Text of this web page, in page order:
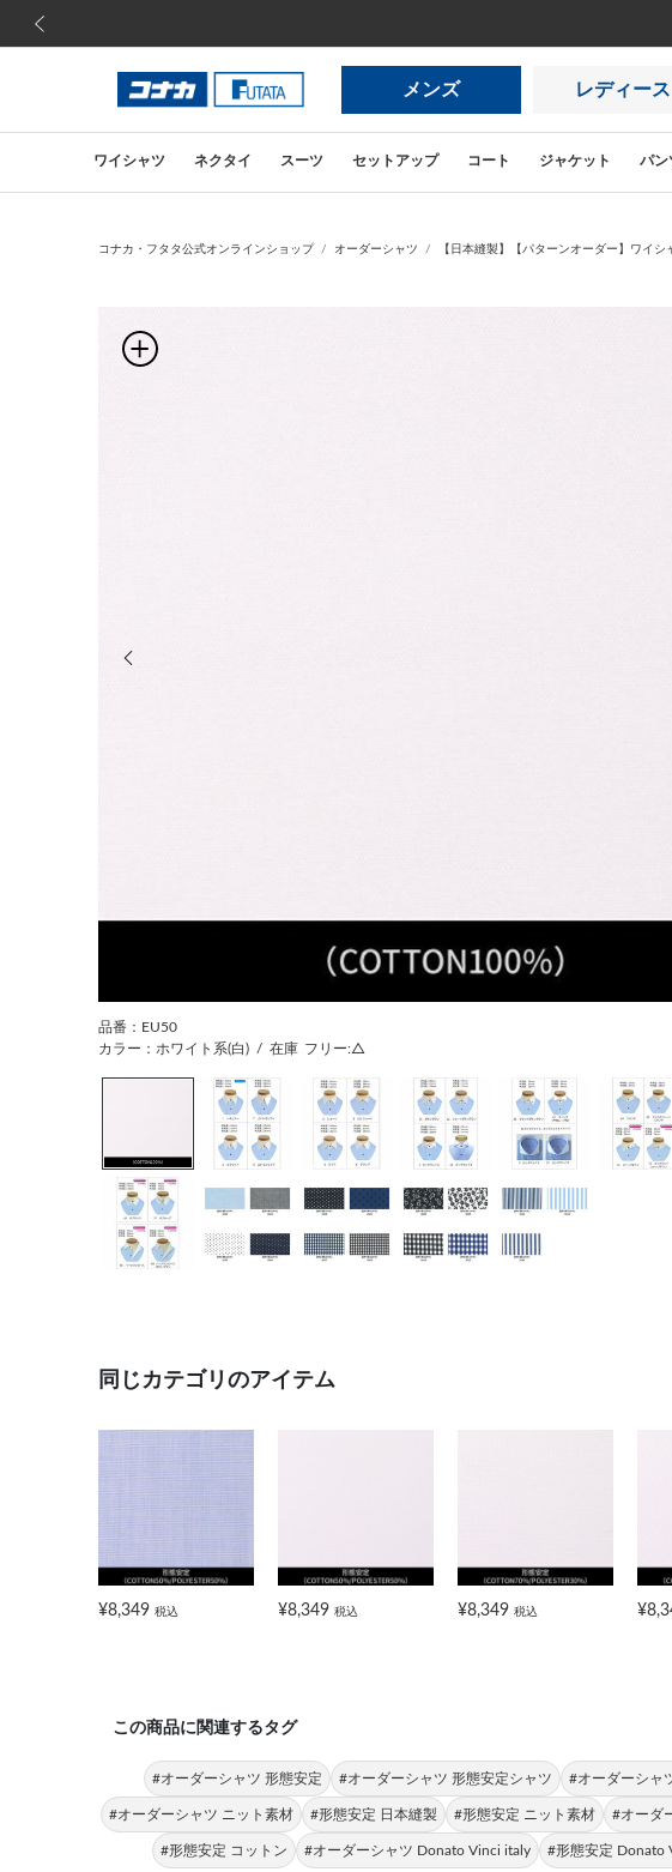
メンズ レディース
ワイシャツ ネクタイ スーツ セットアップ コート ジャケット パン
コナカ・フタタ公式オンラインショップ オーダーシャツ 【日本縫製】【パターンオーダー】ワイ
品番：EU50
カラー：ホワイト系(白) / 在庫 フリー:△
同じカテゴリのアイテム
¥8,349 税込 ¥8,349 税込 ¥8,349 税込
この商品に関連するタグ
#オーダーシャツ 形態安定 #オーダーシャツ 形態安定シャツ #オーダーシャ
#オーダーシャツ ニット素材 #形態安定 日本縫製 #形態安定 ニット素材 #オーダ
#形態安定 コットン #オーダーシャツ Donato Vinci italy #形態安定 Donato